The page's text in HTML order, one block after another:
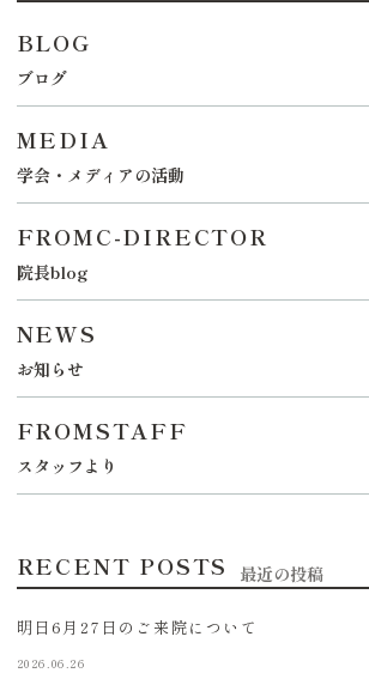
BLOG
ブログ
MEDIA
学会・メディアの活動
FROMC-DIRECTOR
院長blog
NEWS
お知らせ
FROMSTAFF
スタッフより
RECENT POSTS 最近の投稿
明日6月27日のご来院について
2026.06.26